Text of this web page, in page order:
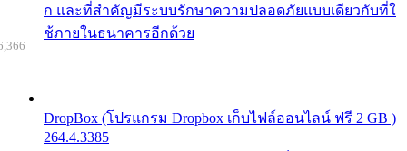
ก และที่สำคัญมีระบบรักษาความปลอดภัยแบบเดียวกับที่ใ
ช้ภายในธนาคารอีกด้วย
DropBox (โปรแกรม Dropbox เก็บไฟล์ออนไลน์ ฟรี 2 GB )
264.4.3385